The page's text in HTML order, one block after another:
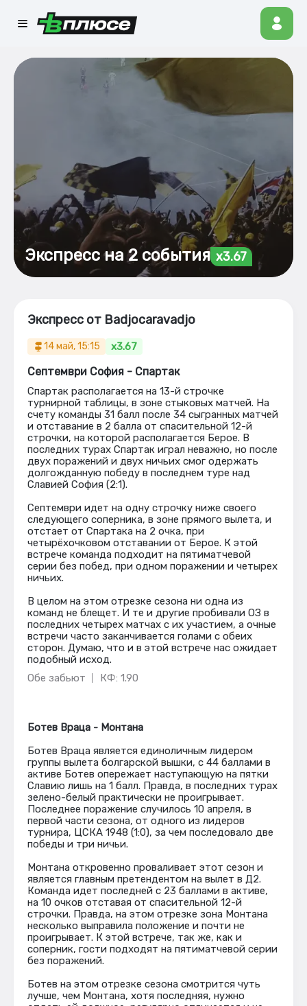
Экспресс на 2 события x3.67
Экспресс от Badjocaravadjo
14 май, 15:15 x3.67
Септември София - Спартак
Спартак располагается на 13-й строчке
турнирной таблицы, в зоне стыковых матчей. На
счету команды 31 балл после 34 сыгранных матчей
и отставание в 2 балла от спасительной 12-й
строчки, на которой располагается Берое. В
последних турах Спартак играл неважно, но после
двух поражений и двух ничьих смог одержать
долгожданную победу в последнем туре над
Славией София (2:1).
Септември идет на одну строчку ниже своего
следующего соперника, в зоне прямого вылета, и
отстает от Спартака на 2 очка, при
четырёхочковом отставании от Берое. К этой
встрече команда подходит на пятиматчевой
серии без побед, при одном поражении и четырех
ничьих.
В целом на этом отрезке сезона ни одна из
команд не блещет. И те и другие пробивали ОЗ в
последних четырех матчах с их участием, а очные
встречи часто заканчивается голами с обеих
сторон. Думаю, что и в этой встрече нас ожидает
подобный исход.
Обе забьют
КФ: 1.90
Ботев Враца - Монтана
Ботев Враца является единоличным лидером
группы вылета болгарской вышки, с 44 баллами в
активе Ботев опережает наступающую на пятки
Славию лишь на 1 балл. Правда, в последних турах
зелено-белый практически не проигрывает.
Последнее поражение случилось 10 апреля, в
первой части сезона, от одного из лидеров
турнира, ЦСКА 1948 (1:0), за чем последовало две
победы и три ничьи.
Монтана откровенно проваливает этот сезон и
является главным претендентом на вылет в Д2.
Команда идет последней с 23 баллами в активе,
на 10 очков отставая от спасительной 12-й
строчки. Правда, на этом отрезке зона Монтана
несколько выправила положение и почти не
проигрывает. К этой встрече, так же, как и
соперник, гости подходят на пятиматчевой серии
без поражений.
Ботев на этом отрезке сезона смотрится чуть
лучше, чем Монтана, хотя последняя, нужно